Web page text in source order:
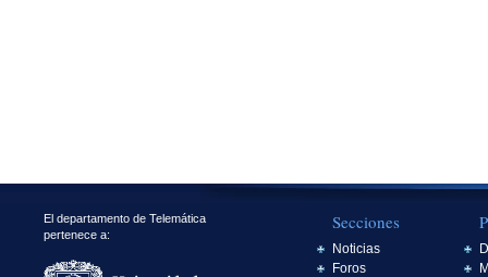
El departamento de Telemática
pertenece a:
Secciones
Noticias
Foros